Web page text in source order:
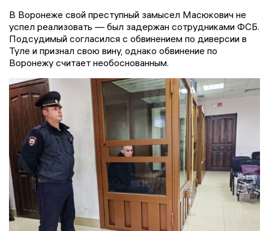
В Воронеже свой преступный замысел Масюкович не
успел реализовать — был задержан сотрудниками ФСБ.
Подсудимый согласился с обвинением по диверсии в
Туле и признал свою вину, однако обвинение по
Воронежу считает необоснованным.